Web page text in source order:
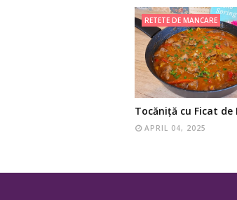
RETETE DE MANCARE
Tocăniță cu Ficat de
APRIL 04, 2025